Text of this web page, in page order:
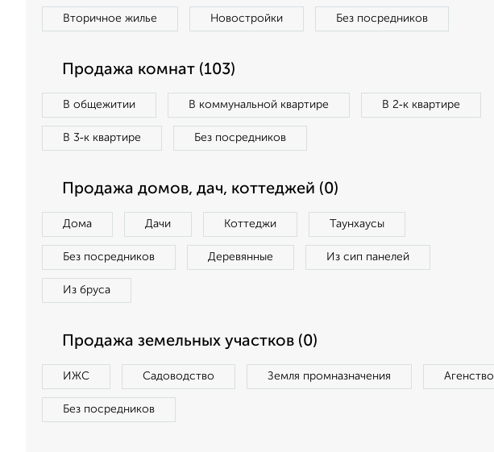
Вторичное жилье Новостройки Без посредников
Продажа комнат (103)
В общежитии В коммунальной квартире В 2‑к квартире
В 3‑к квартире Без посредников
Продажа домов, дач, коттеджей (0)
Дома Дачи Коттеджи Таунхаусы
Без посредников Деревянные Из сип панелей
Из бруса
Продажа земельных участков (0)
ИЖС Садоводство Земля промназначения Агенство
Без посредников